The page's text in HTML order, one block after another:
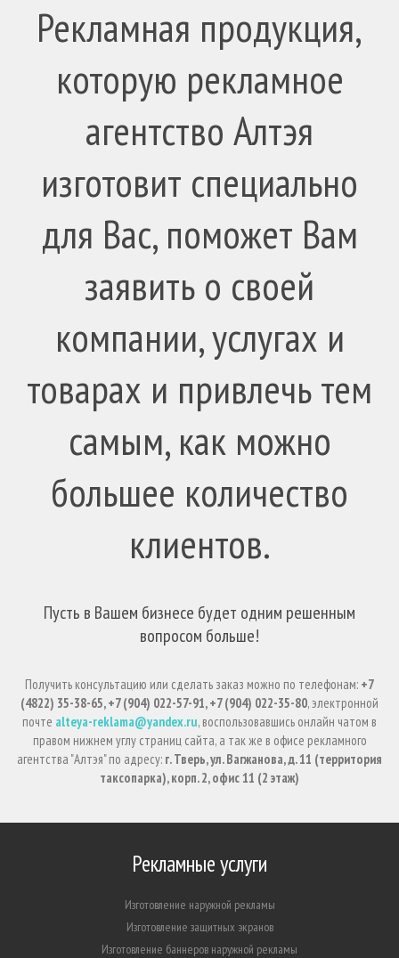
Рекламная продукция,
которую рекламное
агентство Алтэя
изготовит специально
для Вас, поможет Вам
заявить о своей
компании, услугах и
товарах и привлечь тем
самым, как можно
большее количество
клиентов.
Пусть в Вашем бизнесе будет одним решенным
вопросом больше!
Получить консультацию или сделать заказ можно по телефонам: +7
(4822) 35-38-65, +7 (904) 022-57-91, +7 (904) 022-35-80, электронной
почте alteya-reklama@yandex.ru, воспользовавшись онлайн чатом в
правом нижнем углу страниц сайта, а так же в офисе рекламного
агентства "Алтэя" по адресу: г. Тверь, ул. Вагжанова, д. 11 (территория
таксопарка), корп. 2, офис 11 (2 этаж)
Рекламные услуги
Изготовление наружной рекламы
Изготовление защитных экранов
Изготовление баннеров наружной рекламы